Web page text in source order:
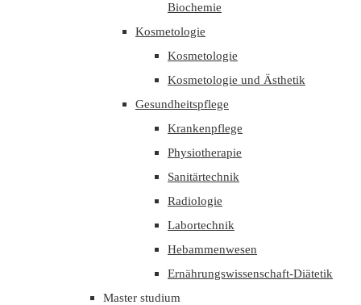
Biochemie
Kosmetologie
Kosmetologie
Kosmetologie und Ästhetik
Gesundheitspflege
Krankenpflege
Physiotherapie
Sanitärtechnik
Radiologie
Labortechnik
Hebammenwesen
Ernährungswissenschaft-Diätetik
Master studium